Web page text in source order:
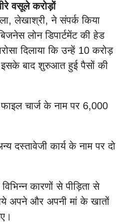
वसूले करोड़ों
लेखाश्री, ने संपर्क किया
लोन डिपार्टमेंट की हेड
दिलाया कि उन्हें 10 करोड़
इसके बाद शुरुआत हुई पैसों की
चार्ज के नाम पर 6,000
दस्तावेजी कार्य के नाम पर दो
कारणों से पीड़िता से
अपने और अपनी मां के खातों